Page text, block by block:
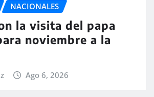
NACIONALES
la visita del papa
noviembre a la
Ago 6, 2026